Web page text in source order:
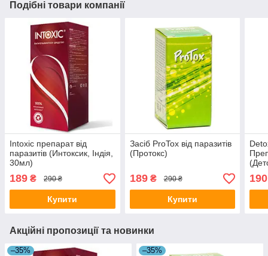
Подібні товари компанії
Intoxic препарат від
паразитів (Интоксик, Індія,
30мл)
189 ₴ 290 ₴
Купити
Засіб ProTox від паразитів
(Протокс)
189₴ 290 ₴
Купити
190
Акційні пропозиції та новинки
–35% –35%